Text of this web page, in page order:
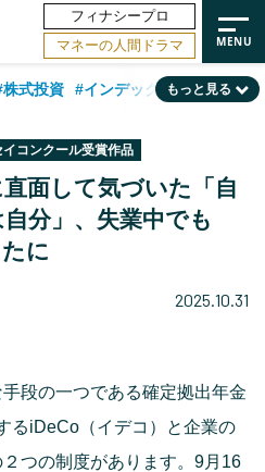
フィナシープロ
マネーの人間ドラマ
株式投資 #インデックスファンド
金 #40代 #トレンド
ング #企業型DC #退職金
語解説
もっと見る
コンクール受賞作品
面して気づいた「自
分」、失業中でも
に
2025.10.31
段の一つである確定拠出年金
るiDeCo（イデコ）と企業の
つの制度があります。9月16